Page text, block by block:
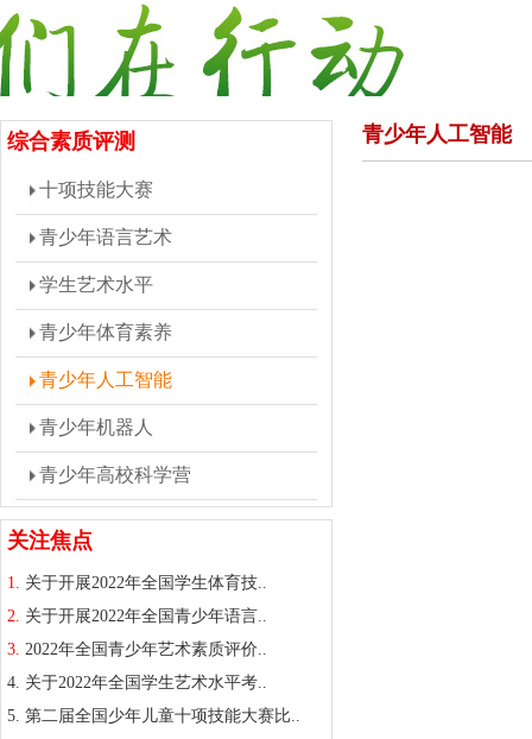
综合素质评测
十项技能大赛
青少年语言艺术
学生艺术水平
青少年体育素养
青少年人工智能
青少年机器人
青少年高校科学营
关注焦点
1. 关于开展2022年全国学生体育技..
2. 关于开展2022年全国青少年语言..
3. 2022年全国青少年艺术素质评价..
4. 关于2022年全国学生艺术水平考..
5. 第二届全国少年儿童十项技能大赛比..
青少年人工智能